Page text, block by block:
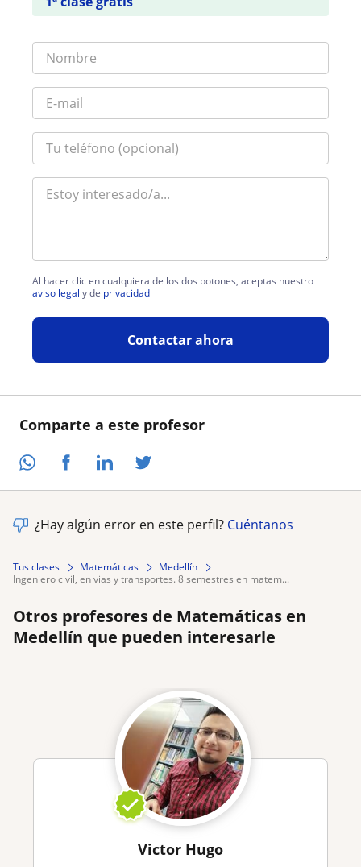
Comparte a este profesor
Al hacer clic en cualquiera de los dos botones, aceptas nuestro
aviso legal y de privacidad
Contactar ahora
¿Hay algún error en este perfil? Cuéntanos
Tus clases Matemáticas
Medellín
ingeniero civil, en vias y transportes. 8 semestres en matem...
Otros profesores de Matemáticas en
Medellín que pueden interesarle
Victor Hugo